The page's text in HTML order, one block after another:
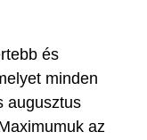
és
minden
augusztus
az